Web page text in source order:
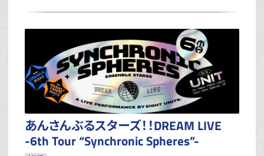
あんさんぶるスターズ！！DREAM LIVE
-6th Tour “Synchronic Spheres”-